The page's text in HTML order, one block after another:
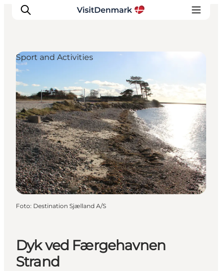
Inspiratie
Bestemmingen
Wat te doen
Accommodaties
Plan je reis
Dyk ved Færgehavnen
Strand
Sport and Activities
Foto: Destination Sjælland A/S